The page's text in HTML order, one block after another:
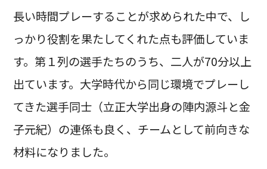
長い時間プレーすることが求められた中で、し
っかり役割を果たしてくれた点も評価していま
す。第１列の選手たちのうち、二人が70分以上
出ています。大学時代から同じ環境でプレーし
てきた選手同士（立正大学出身の陣内源斗と金
子元紀）の連係も良く、チームとして前向きな
材料になりました。